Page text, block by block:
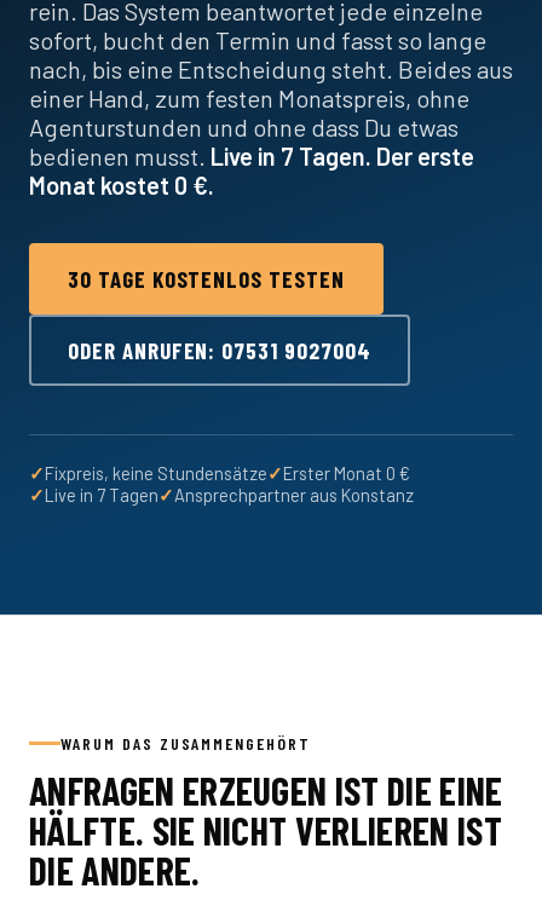
rein. Das System beantwortet jede einzelne
sofort, bucht den Termin und fasst so lange
nach, bis eine Entscheidung steht. Beides aus
einer Hand, zum festen Monatspreis, ohne
Agenturstunden und ohne dass Du etwas
bedienen musst. Live in 7 Tagen. Der erste
Monat kostet 0 €.
30 TAGE KOSTENLOS TESTEN
ODER ANRUFEN: 07531 9027004
✓Fixpreis, keine Stundensätze✓Erster Monat 0 €
✓Live in 7 Tagen✓Ansprechpartner aus Konstanz
WARUM DAS ZUSAMMENGEHÖRT
ANFRAGEN ERZEUGEN IST DIE EINE
HÄLFTE. SIE NICHT VERLIEREN IST
DIE ANDERE.